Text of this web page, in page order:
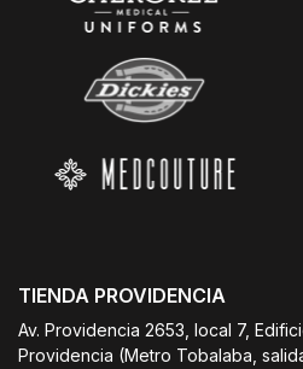
TIENDA PROVIDENCIA
Av. Providencia 2653, local 7,
Providencia (Metro Tobalaba,